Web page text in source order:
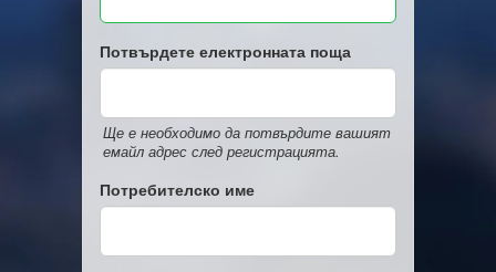
Потвърдете електронната поща
Ще е необходимо да потвърдите вашият
емайл адрес след регистрацията.
Потребителско име